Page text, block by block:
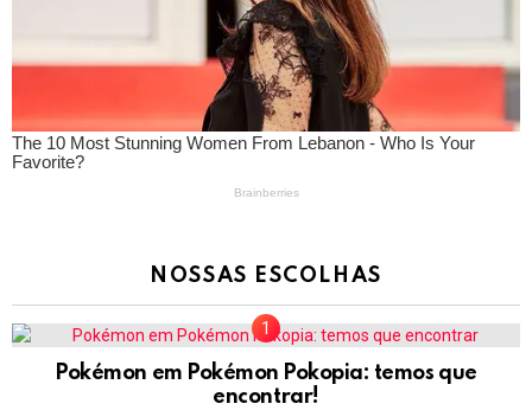
NOSSAS ESCOLHAS
Pokémon em Pokémon Pokopia: temos que
encontrar!